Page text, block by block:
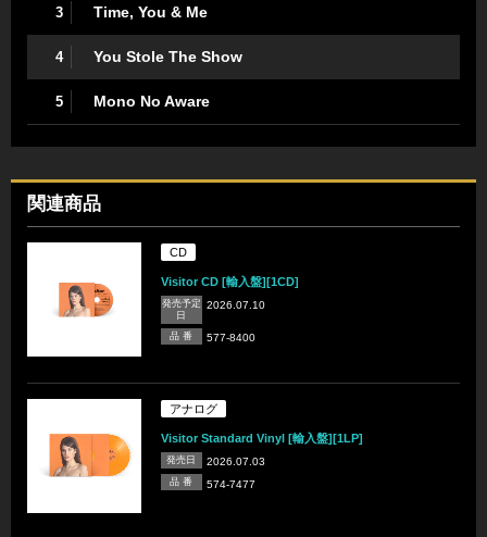
3 Time, You & Me
4 You Stole The Show
5 Mono No Aware
関連商品
CD
Visitor CD [輸入盤][1CD]
発売予定
日
2026.07.10
品 番 577-8400
アナログ
Visitor Standard Vinyl [輸入盤][1LP]
発売日 2026.07.03
品 番 574-7477